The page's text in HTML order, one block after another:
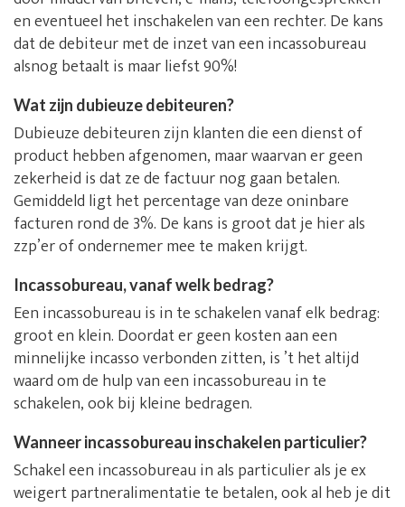
en eventueel het inschakelen van een rechter. De kans
dat de debiteur met de inzet van een incassobureau
alsnog betaalt is maar liefst 90%!
Wat zijn dubieuze debiteuren?
Dubieuze debiteuren zijn klanten die een dienst of
product hebben afgenomen, maar waarvan er geen
zekerheid is dat ze de factuur nog gaan betalen.
Gemiddeld ligt het percentage van deze oninbare
facturen rond de 3%. De kans is groot dat je hier als
zzp’er of ondernemer mee te maken krijgt.
Incassobureau, vanaf welk bedrag?
Een incassobureau is in te schakelen vanaf elk bedrag:
groot en klein. Doordat er geen kosten aan een
minnelijke incasso verbonden zitten, is ’t het altijd
waard om de hulp van een incassobureau in te
schakelen, ook bij kleine bedragen.
Wanneer incassobureau inschakelen particulier?
Schakel een incassobureau in als particulier als je ex
weigert partneralimentatie te betalen, ook al heb je dit